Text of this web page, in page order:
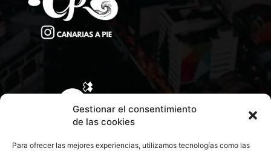
Gestionar el consentimiento
de las cookies
Para ofrecer las mejores experiencias, utilizamos tecnologías como las